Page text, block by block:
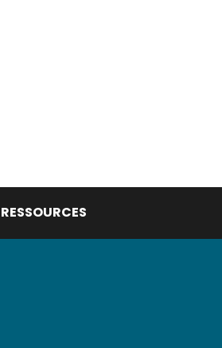
RESSOURCES